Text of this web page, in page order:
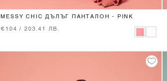
MESSY CHIC ДЪЛЪГ ПАНТАЛОН - PINK
€104 / 203.41 ЛВ.